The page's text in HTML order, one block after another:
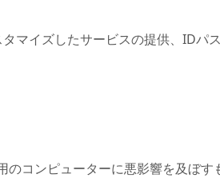
マイズしたサービスの提供、IDパ
コンピューターに悪影響を及ぼ